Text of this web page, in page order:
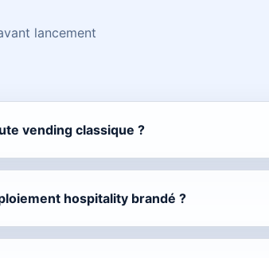
lancement
vending classique ?
hospitality brandé ?